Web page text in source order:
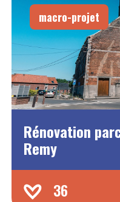
macro-projet
Rénovation
Remy
36